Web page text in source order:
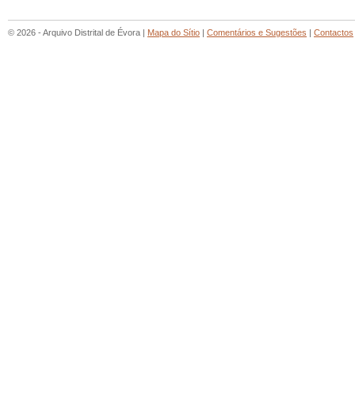
© 2026 - Arquivo Distrital de Évora | Mapa do Sítio | Comentários e Sugestões | Contactos